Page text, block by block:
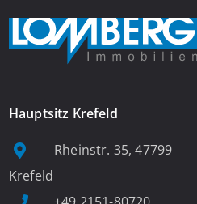
Hauptsitz Krefeld
Rheinstr. 35, 47799
Krefeld